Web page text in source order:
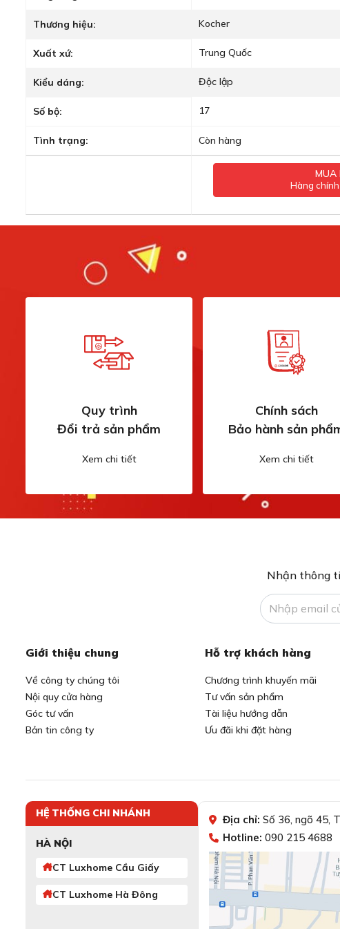
Thương hiệu: Kocher
Xuất xứ: Trung Quốc
Kiểu dáng: Độc lập
Số bộ: 17
Tình trạng: Còn hàng
MUA
Hàng
Quy trình
Đổi trả sản phẩm
Xem chi tiết
Chính sách
Bảo hành sản
Xem chi tiết
Nhận thông
Giới thiệu chung
Về công ty chúng tôi
Nội quy cửa hàng
Góc tư vấn
Bản tin công ty
Hỗ trợ khách hàng
Chương trình khuyến mãi
Tư vấn sản phẩm
Tài liệu hướng dẫn
Ưu đãi khi đặt hàng
HỆ THỐNG CHI NHÁNH
HÀ NỘI
CT Luxhome Cầu Giấy
CT Luxhome Hà Đông
Địa chỉ: Số 36, ngõ 45,
Hotline: 090 215 4688